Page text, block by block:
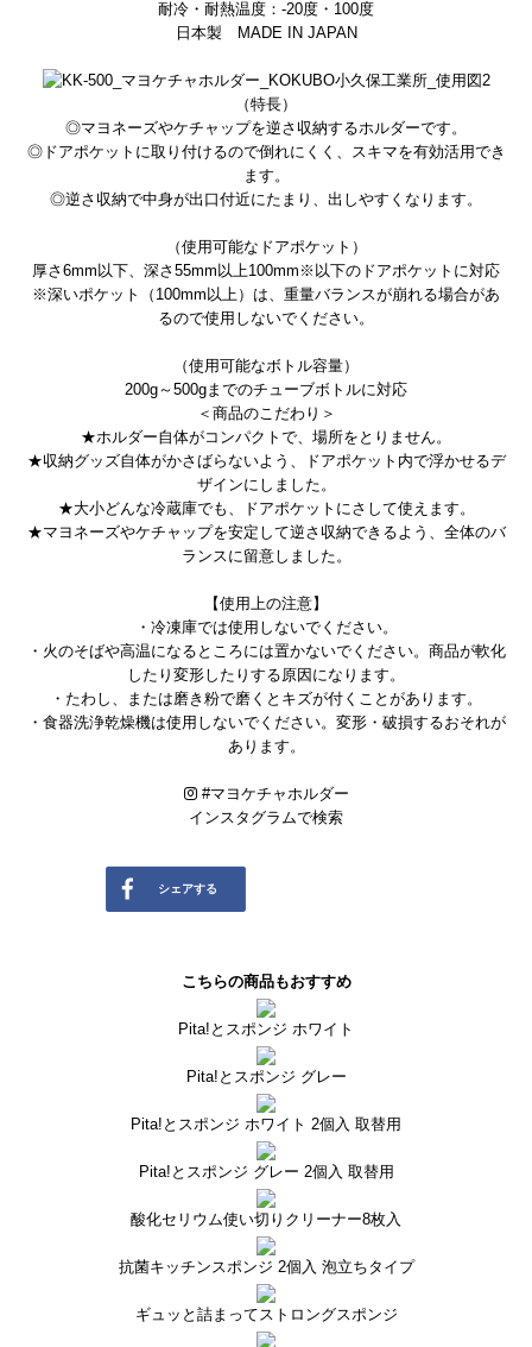
耐冷・耐熱温度：-20度・100度
日本製 MADE IN JAPAN
（特長）
◎マヨネーズやケチャップを逆さ収納するホルダーです。
◎ドアポケットに取り付けるので倒れにくく、スキマを有効活用でき
ます。
◎逆さ収納で中身が出口付近にたまり、出しやすくなります。
（使用可能なドアポケット）
厚さ6mm以下、深さ55mm以上100mm※以下のドアポケットに対応
※深いポケット（100mm以上）は、重量バランスが崩れる場合があ
るので使用しないでください。
（使用可能なボトル容量）
200g～500gまでのチューブボトルに対応
＜商品のこだわり＞
★ホルダー自体がコンパクトで、場所をとりません。
★収納グッズ自体がかさばらないよう、ドアポケット内で浮かせるデ
ザインにしました。
★大小どんな冷蔵庫でも、ドアポケットにさして使えます。
★マヨネーズやケチャップを安定して逆さ収納できるよう、全体のバ
ランスに留意しました。
【使用上の注意】
・冷凍庫では使用しないでください。
・火のそばや高温になるところには置かないでください。商品が軟化
したり変形したりする原因になります。
・たわし、または磨き粉で磨くとキズが付くことがあります。
・食器洗浄乾燥機は使用しないでください。変形・破損するおそれが
あります。
#マヨケチャホルダー
インスタグラムで検索
シェアする
こちらの商品もおすすめ
Pita!とスポンジ ホワイト
Pita!とスポンジ グレー
Pita!とスポンジ ホワイト 2個入 取替用
Pita!とスポンジ グレー 2個入 取替用
酸化セリウム使い切りクリーナー8枚入
抗菌キッチンスポンジ 2個入 泡立ちタイプ
ギュッと詰まってストロングスポンジ